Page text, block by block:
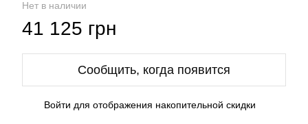
Нет в наличии
41 125 грн
Сообщить, когда появится
Войти для отображения накопительной скидки